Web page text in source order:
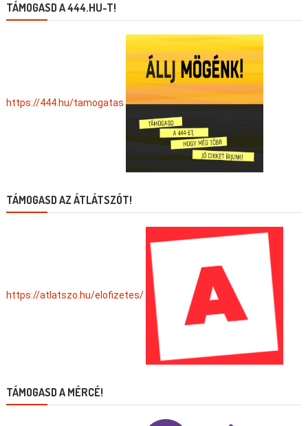
TÁMOGASD A 444.HU-T!
https://444.hu/tamogatas
TÁMOGASD AZ ÁTLÁTSZÓT!
https://atlatszo.hu/elofizetes/
TÁMOGASD A MÉRCÉ!